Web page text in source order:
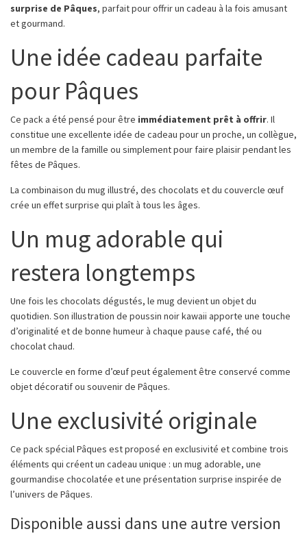
surprise de Pâques, parfait pour offrir un cadeau à la fois amusant
et gourmand.
Une idée cadeau parfaite
pour Pâques
Ce pack a été pensé pour être immédiatement prêt à offrir. Il
constitue une excellente idée de cadeau pour un proche, un collègue,
un membre de la famille ou simplement pour faire plaisir pendant les
fêtes de Pâques.
La combinaison du mug illustré, des chocolats et du couvercle œuf
crée un effet surprise qui plaît à tous les âges.
Un mug adorable qui
restera longtemps
Une fois les chocolats dégustés, le mug devient un objet du
quotidien. Son illustration de poussin noir kawaii apporte une touche
d’originalité et de bonne humeur à chaque pause café, thé ou
chocolat chaud.
Le couvercle en forme d’œuf peut également être conservé comme
objet décoratif ou souvenir de Pâques.
Une exclusivité originale
Ce pack spécial Pâques est proposé en exclusivité et combine trois
éléments qui créent un cadeau unique : un mug adorable, une
gourmandise chocolatée et une présentation surprise inspirée de
l’univers de Pâques.
Disponible aussi dans une autre version